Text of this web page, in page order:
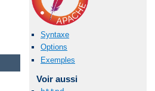
Syntaxe
Options
Exemples
Voir aussi